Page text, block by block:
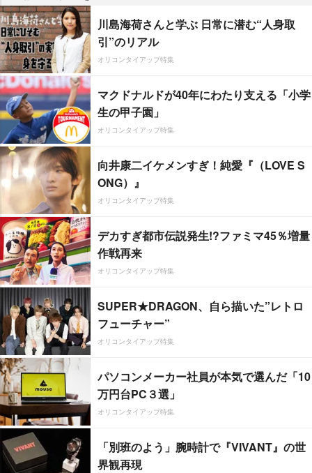
川島海荷さんと学ぶ 日常に潜む“人身取
引”のリアル
オリコンタイアップ特集
マクドナルドが40年にわたり支える「小学
生の甲子園」
オリコンタイアップ特集
向井康二イケメンすぎ！純愛『（LOVE S
ONG）』
オリコンタイアップ特集
デカすぎ都市伝説発生!?ファミマ45％増量
作戦再来
オリコンタイアップ特集
SUPER★DRAGON、自ら描いた”レトロ
フューチャー”
オリコンタイアップ特集
パソコンメーカー社員が本気で選んだ「10
万円台PC３選」
オリコンタイアップ特集
「別班のよう」腕時計で『VIVANT』の世
界観再現